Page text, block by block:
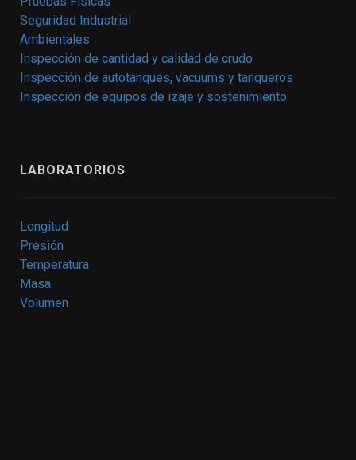
Seguridad Industrial
Ambientales
Inspección de cantidad y calidad de crudo
Inspección de autotanques, vacuums y tanqueros
Inspección de equipos de izaje y sostenimiento
LABORATORIOS
Longitud
Presión
Temperatura
Masa
Volumen